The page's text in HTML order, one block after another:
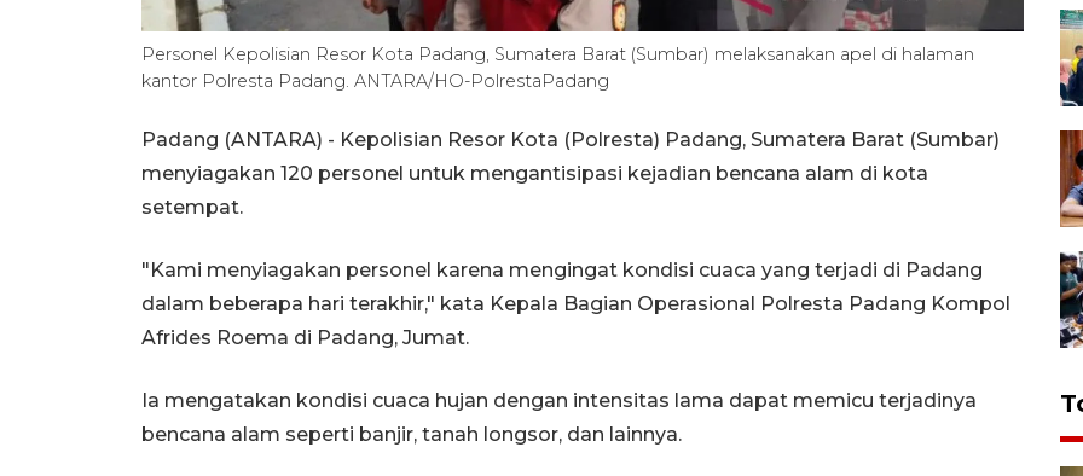
Personel Kepolisian Resor Kota Padang, Sumatera Barat (Sumbar) melaksanakan apel di halaman
kantor Polresta Padang. ANTARA/HO-PolrestaPadang
Padang (ANTARA) - Kepolisian Resor Kota (Polresta) Padang, Sumatera Barat (Sumbar)
menyiagakan 120 personel untuk mengantisipasi kejadian bencana alam di kota
setempat.
"Kami menyiagakan personel karena mengingat kondisi cuaca yang terjadi di Padang
dalam beberapa hari terakhir," kata Kepala Bagian Operasional Polresta Padang Kompol
Afrides Roema di Padang, Jumat.
Ia mengatakan kondisi cuaca hujan dengan intensitas lama dapat memicu terjadinya
bencana alam seperti banjir, tanah longsor, dan lainnya.